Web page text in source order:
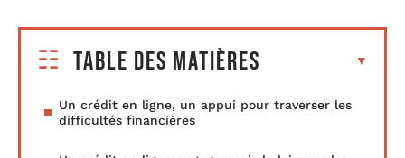
Table des matières
Un crédit en ligne, un appui pour traverser les
difficultés financières